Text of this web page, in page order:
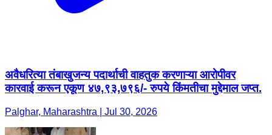
अवैधरित्या तंबाखुजन्य पदार्थाची वाहतुक करणाऱ्या आरोपीवर
कारवाई करून एकूण ४७,९३,७९६/- रुपये किंमतीचा मुद्देमाल जप्त.
Palghar, Maharashtra | Jul 30, 2026